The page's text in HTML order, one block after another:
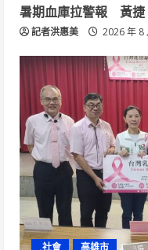
暑期血庫拉警報 黃捷
記者洪惠美 2026 年 8